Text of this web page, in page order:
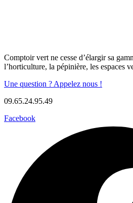
Comptoir vert ne cesse d’élargir sa
l’horticulture, la pépinière, les espaces
Une question ? Appelez nous !
09.65.24.95.49
Facebook